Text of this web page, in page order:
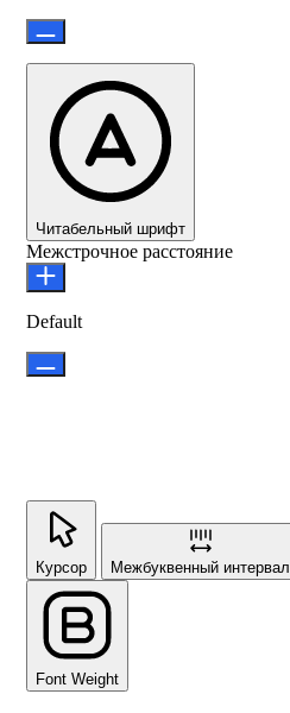
Читабельный шрифт
Межстрочное расстояние
Default
Курсор Межбуквенный интервал
Font Weight